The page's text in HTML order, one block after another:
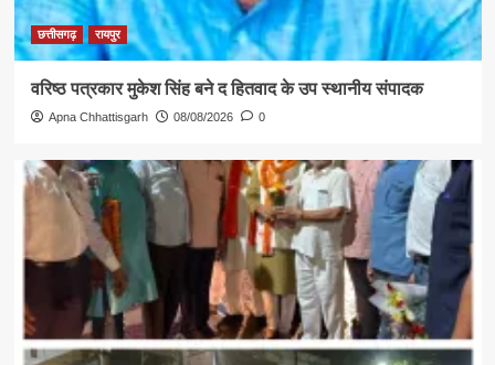
छत्तीसगढ़ रायपुर
वरिष्ठ पत्रकार मुकेश सिंह बने द हितवाद के उप स्थानीय संपादक
Apna Chhattisgarh 08/08/2026 0